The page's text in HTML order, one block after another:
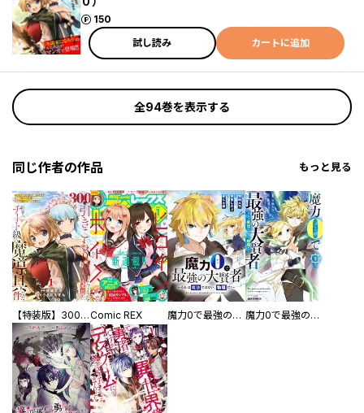
150
ポイント
試し読み
カートに追加
全94巻を表示する
同じ作者の作品 もっと見る
【特装版】300年引きこもり、作り続けてしまった骨董品《魔導具》が、軒並みチート級の魔導具だった件Comic REX 魔力0で最強の大賢者～それは魔法ではない、物理だ！～ 連載版 魔力0で最強の大賢者 ～それは魔法ではない、物理だ！～